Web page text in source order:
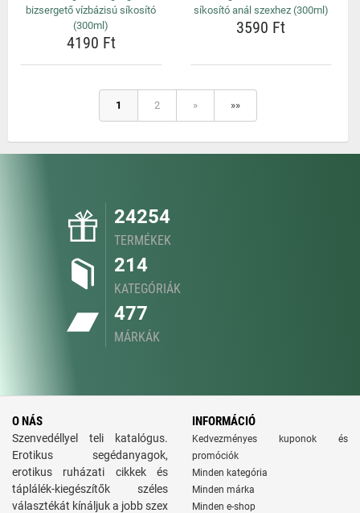
bizsergető vízbázisú síkosító
(300ml)
4190 Ft
síkosító anál szexhez (300ml)
3590 Ft
1 2 » »»
24254
TERMÉKEK
214
KATEGÓRIÁK
477
MÁRKÁK
O NÁS
Szenvedéllyel teli katalógus.
Erotikus segédanyagok,
erotikus ruházati cikkek és
táplálék-kiegészítők széles
választékát kínáljuk a jobb szex
INFORMÁCIÓ
Kedvezményes kuponok és
promóciók
Minden kategória
Minden márka
Minden e-shop